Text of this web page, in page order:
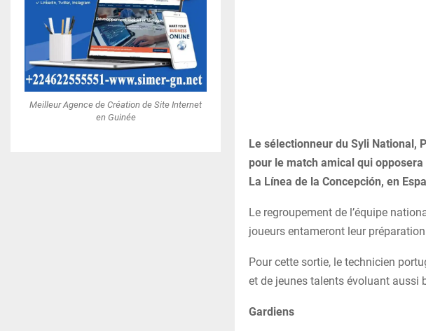
Le sélectionneur du Syli National,
pour le match amical qui
La Línea de la Concepción, en
Le regroupement de l’équipe
joueurs entameront leur
Pour cette sortie, le technicien
et de jeunes talents évoluant aussi
Gardiens
Meilleur Agence de Création de Site Internet
en Guinée